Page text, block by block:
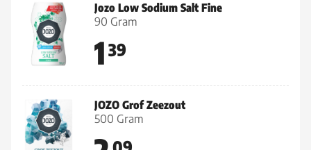
Jozo Low Sodium Salt Fine
90 Gram
1 39
JOZO Grof Zeezout
500 Gram